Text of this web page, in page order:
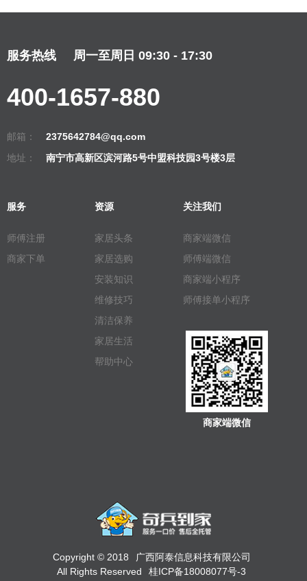
服务热线 周一至周日 09:30 - 17:30
400-1657-880
邮箱：
2375642784@qq.com
地址：
南宁市高新区滨河路5号中盟科技园3号楼3层
服务
师傅注册
商家下单
资源
家居头条
家居选购
安装知识
维修技巧
清洁保养
家居生活
帮助中心
关注我们
商家端微信
师傅端微信
商家端小程序
师傅接单小程序
商家端微信
Copyright © 2018
广西阿泰信息科技有限公司
All Rights Reserved
桂ICP备18008077号-3